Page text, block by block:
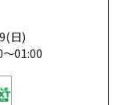
日)
～01:00